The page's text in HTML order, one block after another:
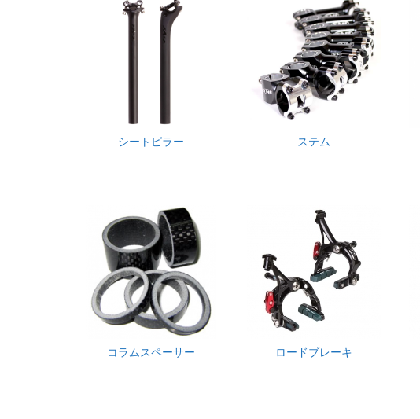
シートピラー ステム
コラムスペーサー ロードブレーキ